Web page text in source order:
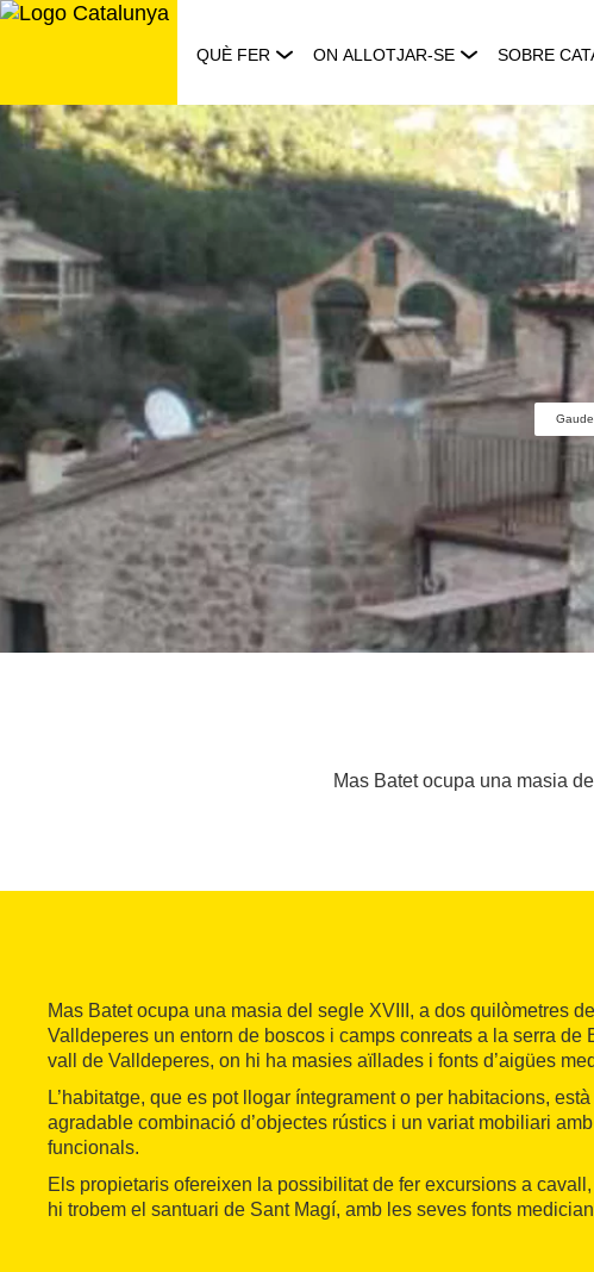
Saltar
QUÈ FER ON ALLOTJAR-SE SOBRE
Mas Batet ocupa una masia
Mas Batet ocupa una masia del segle XVIII, a dos quilòmetres
Valldeperes un entorn de boscos i camps conreats a la serra de
vall de Valldeperes, on hi ha masies aïllades i fonts d’aigües
L’habitatge, que es pot llogar íntegrament o per habitacions,
agradable combinació d’objectes rústics i un variat mobiliari
funcionals.
Els propietaris ofereixen la possibilitat de fer excursions a
hi trobem el santuari de Sant Magí, amb les seves fonts